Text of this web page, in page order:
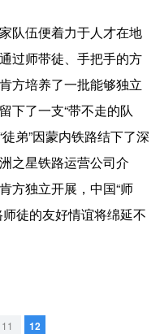
福建 江西
湖北 湖南
海南 重庆
云南 西藏
青海 宁夏
伍便着力于人才在地
过师带徒、手把手的方
方培养了一批能够独立
下了一支“带不走的队
弟”因蒙内铁路结下了深
之星铁路运营公司介
方独立开展，中国“师
徒的友好情谊将绵延不
11 12